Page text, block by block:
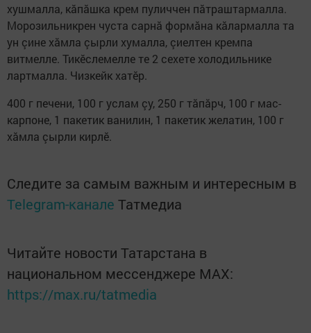
хушмалла, кăпăшка крем пуличчен пăтраштармалла.
Морозильникрен чус­та сарнă формăна кăлармалла та
ун çине хăмла çырли хумалла, çиелтен кремпа
витмелле. Тикӗслемелле те 2 сехете холодильнике
лартмалла. Чизкейк хатӗр.
400 г печени, 100 г услам çу, 250 г тăпăрч, 100 г мас­
карпоне, 1 пакетик ванилин, 1 пакетик желатин, 100 г
хăмла çырли кирлӗ.
Следите за самым важным и интересным в
Telegram-канале Татмедиа
Читайте новости Татарстана в
национальном мессенджере MАХ:
https://max.ru/tatmedia